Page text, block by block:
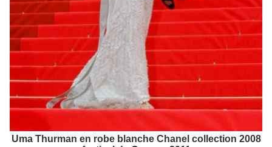
Uma Thurman en robe blanche Chanel collection 2008